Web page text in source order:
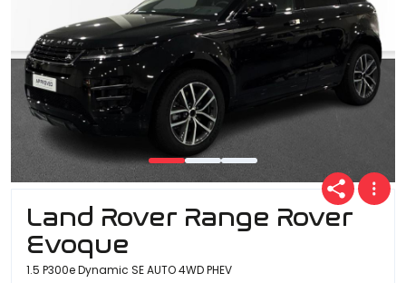
Land Rover Range Rover
Evoque
1.5 P300e Dynamic SE AUTO 4WD PHEV